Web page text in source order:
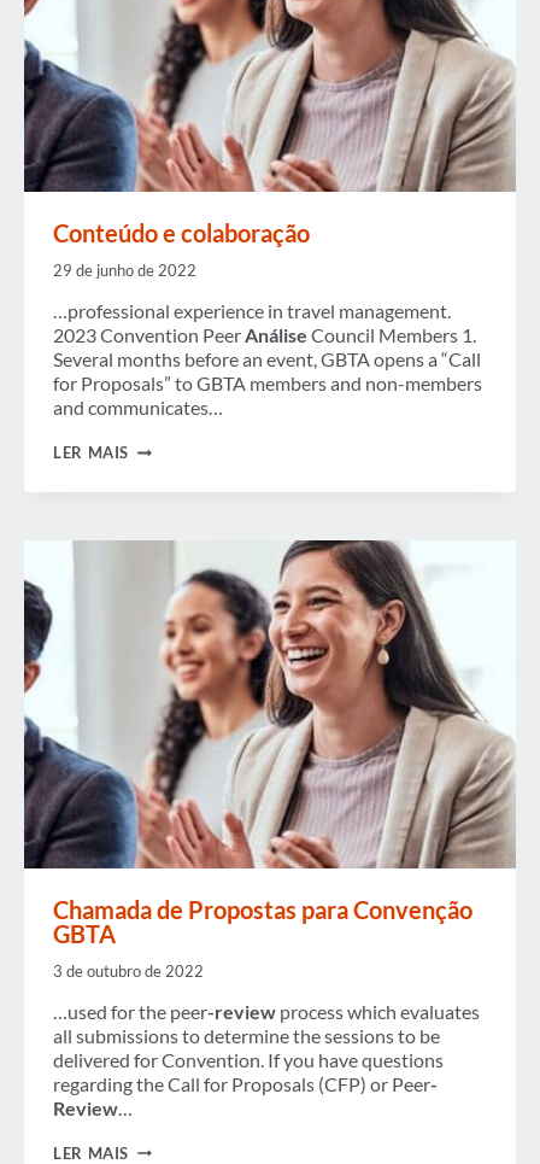
Conteúdo e colaboração
29 de junho de 2022
…professional experience in travel management.
2023 Convention PeerAnálise Council Members 1.
Several months before an event, GBTA opens a “Call
for Proposals” to GBTA members and non-members
and communicates…
LER MAIS CONTEÚDO
Chamada de Propostas para Convenção
GBTA
3 de outubro de 2022
…used for the peer-review process which evaluates
all submissions to determine the sessions to be
delivered for Convention. If you have questions
regarding the Call for Proposals (CFP) or Peer-
Review
LER MAIS CHAMADA